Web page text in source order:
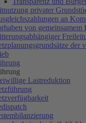
privater
an
von gemeinsamem
der
Lastreduktion